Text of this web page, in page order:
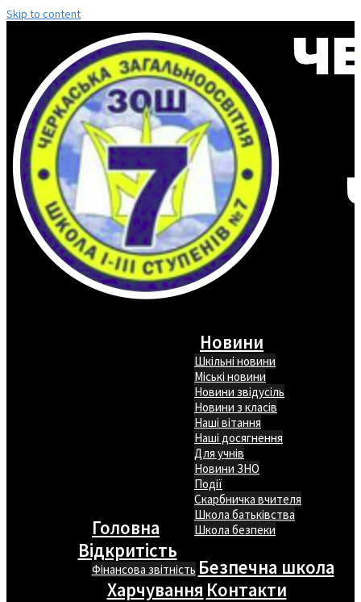
Skip to content
Головна
Новини
Шкільні новини
Міські новини
Новини звідусіль
Новини з класів
Наші вітання
Наші досягнення
Для учнів
Новини ЗНО
Події
Скарбничка вчителя
Школа батьківства
Школа безпеки
Відкритість
Фінансова звітність Безпечна школа
Харчування Контакти